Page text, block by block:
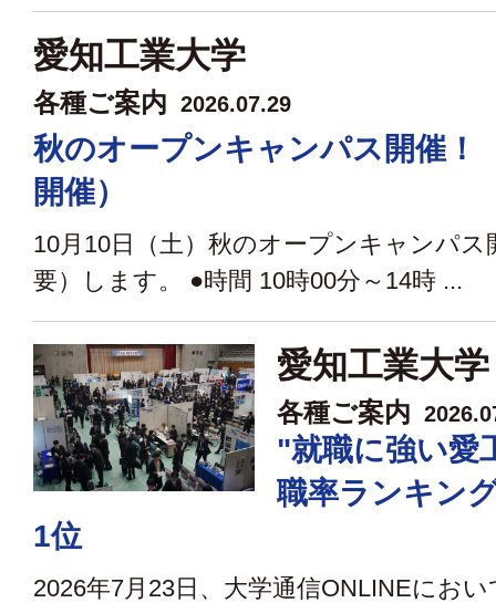
愛知工業大学
各種ご案内 2026.07.29
秋のオープンキャンパス開催！
開催）
10月10日（土）秋のオープンキャンパス
要）します。 ●時間 10時00分～14時 ...
愛知工業大学
各種ご案内
"就職に強い
職率ランキン
1位
2026年7月23日、大学通信ONLINEにお